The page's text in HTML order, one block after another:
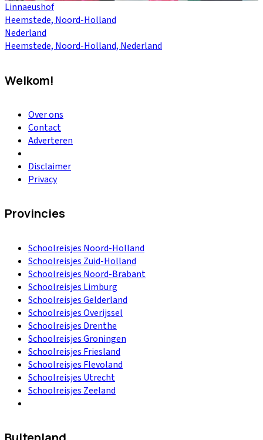
Linnaeushof
Heemstede, Noord-Holland
Nederland
Heemstede, Noord-Holland, Nederland
Welkom!
Over ons
Contact
Adverteren
Disclaimer
Privacy
Provincies
Schoolreisjes Noord-Holland
Schoolreisjes Zuid-Holland
Schoolreisjes Noord-Brabant
Schoolreisjes Limburg
Schoolreisjes Gelderland
Schoolreisjes Overijssel
Schoolreisjes Drenthe
Schoolreisjes Groningen
Schoolreisjes Friesland
Schoolreisjes Flevoland
Schoolreisjes Utrecht
Schoolreisjes Zeeland